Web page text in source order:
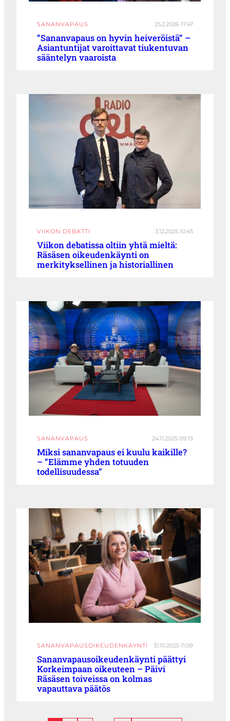
SANANVAPAUS 25.2.2026 17:47
”Sananvapaus on hyvin heiveröistä” –
Asiantuntijat varoittavat tiukentuvan
sääntelyn vaaroista
VIIKON DEBATTI 3.12.2025 10:45
Viikon debatissa oltiin yhtä mieltä:
Räsäsen oikeudenkäynti on
merkityksellinen ja historiallinen
SANANVAPAUS 24.11.2025 09:19
Miksi sananvapaus ei kuulu kaikille?
– ”Elämme yhden totuuden
todellisuudessa”
SANANVAPAUSOIKEUDENKÄYNTI 31.10.2025 11:09
Sananvapausoikeudenkäynti päättyi
Korkeimpaan oikeuteen – Päivi
Räsäsen toiveissa on kolmas
vapauttava päätös